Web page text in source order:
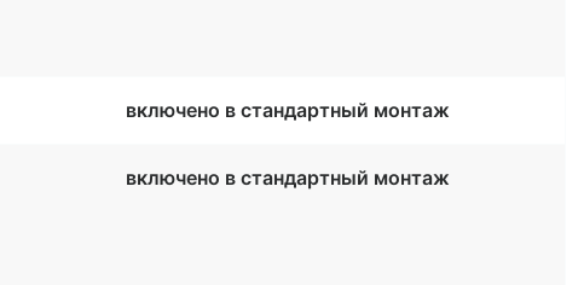
включено в стандартный монтаж
включено в стандартный монтаж